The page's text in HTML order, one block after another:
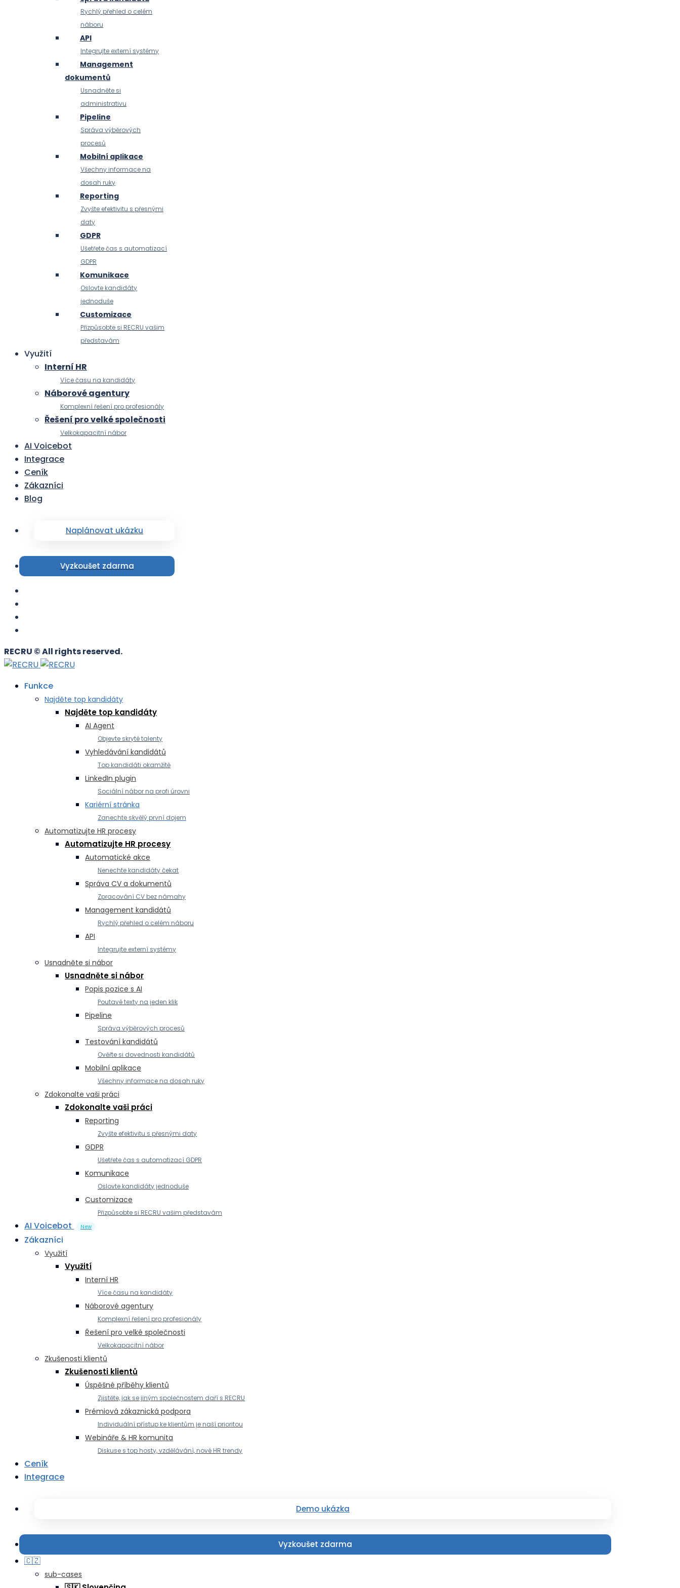
Rychlý přehled o celém
náboru
API
Integrujte externí systémy
Management
dokumentů
Usnadněte si
administrativu
Pipeline
Správa výběrových
procesů
Mobilní aplikace
Všechny informace na
dosah ruky
Reporting
Zvyšte efektivitu s přesnými
daty
GDPR
Ušetřete čas s automatizací
GDPR
Komunikace
Oslovte kandidáty
jednoduše
Customizace
Přizpůsobte si RECRU vašim
představám
Využití
Interní HR
Více času na kandidáty
Náborové agentury
Komplexní řešení pro profesionály
Řešení pro velké společnosti
Velkokapacitní nábor
AI Voicebot
Integrace
Ceník
Zákazníci
Blog
Naplánovat ukázku
Vyzkoušet zdarma
RECRU © All rights reserved.
Funkce
Najděte top kandidáty
Najděte top kandidáty
AI Agent
Objevte skryté talenty
Vyhledávání kandidátů
Top kandidáti okamžitě
LinkedIn plugin
Sociální nábor na profi úrovni
Kariérní stránka
Zanechte skvělý první dojem
Automatizujte HR procesy
Automatizujte HR procesy
Automatické akce
Nenechte kandidáty čekat
Správa CV a dokumentů
Zpracování CV bez námahy
Management kandidátů
Rychlý přehled o celém náboru
API
Integrujte externí systémy
Usnadněte si nábor
Usnadněte si nábor
Popis pozice s AI
Poutavé texty na jeden klik
Pipeline
Správa výběrových procesů
Testování kandidátů
Ověřte si dovednosti kandidátů
Mobilní aplikace
Všechny informace na dosah ruky
Zdokonalte vaši práci
Zdokonalte vaši práci
Reporting
Zvyšte efektivitu s přesnými daty
GDPR
Ušetřete čas s automatizací GDPR
Komunikace
Oslovte kandidáty jednoduše
Customizace
Přizpůsobte si RECRU vašim představám
AI Voicebot New
Zákazníci
Využití
Využití
Interní HR
Více času na kandidáty
Náborové agentury
Komplexní řešení pro profesionály
Řešení pro velké společnosti
Velkokapacitní nábor
Zkušenosti klientů
Zkušenosti klientů
Úspěšné příběhy klientů
Zjistěte, jak se jiným společnostem daří s RECRU
Prémiová zákaznická podpora
Individuální přístup ke klientům je naší prioritou
Webináře & HR komunita
Diskuse s top hosty, vzdělávání, nové HR trendy
Ceník
Integrace
Demo ukázka
Vyzkoušet zdarma
🇨🇿
sub-cases